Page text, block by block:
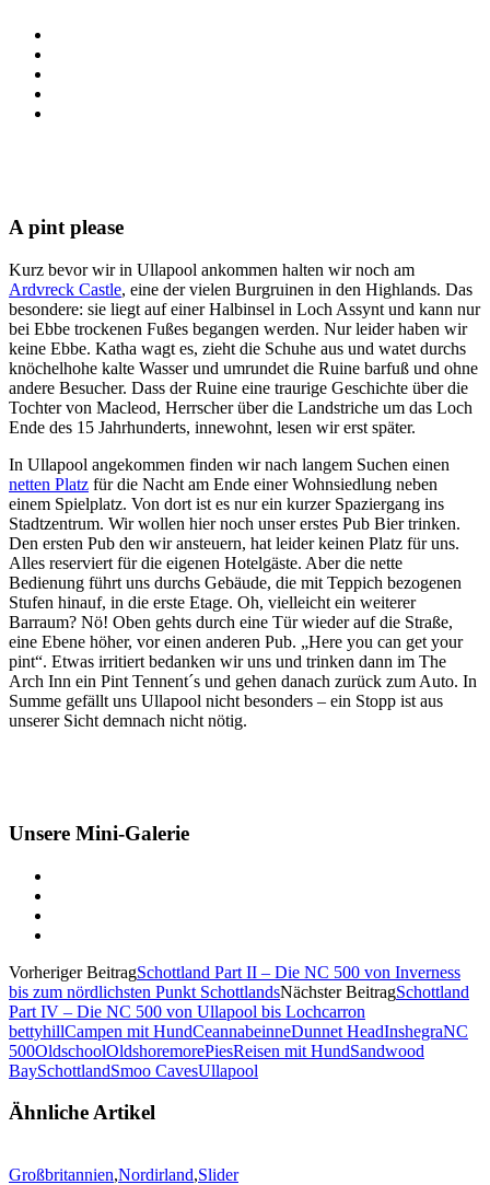
A pint please
Kurz bevor wir in Ullapool ankommen halten wir noch am
Ardvreck Castle, eine der vielen Burgruinen in den Highlands. Das
besondere: sie liegt auf einer Halbinsel in Loch Assynt und kann nur
bei Ebbe trockenen Fußes begangen werden. Nur leider haben wir
keine Ebbe. Katha wagt es, zieht die Schuhe aus und watet durchs
knöchelhohe kalte Wasser und umrundet die Ruine barfuß und ohne
andere Besucher. Dass der Ruine eine traurige Geschichte über die
Tochter von Macleod, Herrscher über die Landstriche um das Loch
Ende des 15 Jahrhunderts, innewohnt, lesen wir erst später.
In Ullapool angekommen finden wir nach langem Suchen einen
netten Platz für die Nacht am Ende einer Wohnsiedlung neben
einem Spielplatz. Von dort ist es nur ein kurzer Spaziergang ins
Stadtzentrum. Wir wollen hier noch unser erstes Pub Bier trinken.
Den ersten Pub den wir ansteuern, hat leider keinen Platz für uns.
Alles reserviert für die eigenen Hotelgäste. Aber die nette
Bedienung führt uns durchs Gebäude, die mit Teppich bezogenen
Stufen hinauf, in die erste Etage. Oh, vielleicht ein weiterer
Barraum? Nö! Oben gehts durch eine Tür wieder auf die Straße,
eine Ebene höher, vor einen anderen Pub. „Here you can get your
pint“. Etwas irritiert bedanken wir uns und trinken dann im The
Arch Inn ein Pint Tennent´s und gehen danach zurück zum Auto. In
Summe gefällt uns Ullapool nicht besonders – ein Stopp ist aus
unserer Sicht demnach nicht nötig.
Unsere Mini-Galerie
Vorheriger BeitragSchottland Part II – Die NC 500 von Inverness
bis zum nördlichsten Punkt SchottlandsNächster BeitragSchottland
Part IV – Die NC 500 von Ullapool bis Lochcarron
bettyhillCampen mit HundCeannabeinneDunnet HeadInshegraNC
500OldschoolOldshoremorePiesReisen mit HundSandwood
BaySchottlandSmoo CavesUllapool
Ähnliche Artikel
Großbritannien,Nordirland,Slider